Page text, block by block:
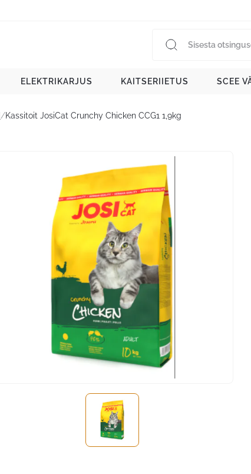
ELEKTRIKARJUS KAITSERIIETUS SCEE
/Kassitoit JosiCat Crunchy Chicken CCG1 1,9kg